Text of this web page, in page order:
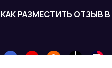
КАК РАЗМЕСТИТЬ ОТЗЫВ